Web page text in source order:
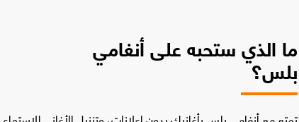
ما الذي ستحبه على أنغامي
بلس؟